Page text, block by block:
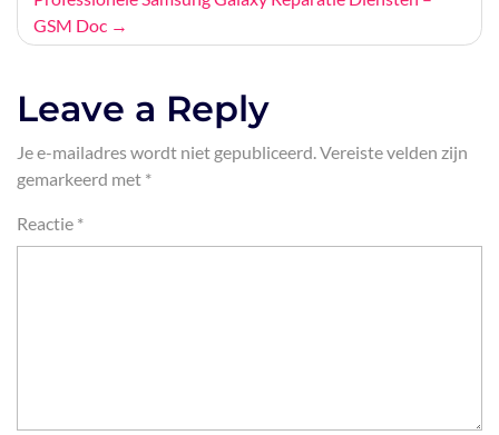
GSM Doc
Leave a Reply
Je e-mailadres wordt niet gepubliceerd.Vereiste velden zijn
gemarkeerd met *
Reactie *